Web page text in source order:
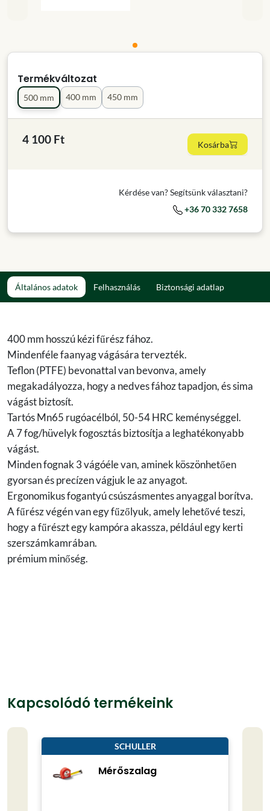
Termékváltozat
400 mm 450 mm
500 mm
4 100 Ft Kosárba
Kérdése van? Segítsünk választani?
+36 70 332 7658
Általános adatok Felhasználás Biztonsági adatlap
400 mm hosszú kézi fűrész fához.
Mindenféle faanyag vágására tervezték.
Teflon (PTFE) bevonattal van bevonva, amely
megakadályozza, hogy a nedves fához tapadjon, és sima
vágást biztosít.
Tartós Mn65 rugóacélból, 50-54 HRC keménységgel.
A 7 fog/hüvelyk fogosztás biztosítja a leghatékonyabb
vágást.
Minden fognak 3 vágóéle van, aminek köszönhetően
gyorsan és precízen vágjuk le az anyagot.
Ergonomikus fogantyú csúszásmentes anyaggal borítva.
A fűrész végén van egy fűzőlyuk, amely lehetővé teszi,
hogy a fűrészt egy kampóra akassza, például egy kerti
szerszámkamrában.
prémium minőség.
Kapcsolódó termékeink
SCHULLER
Mérőszalag